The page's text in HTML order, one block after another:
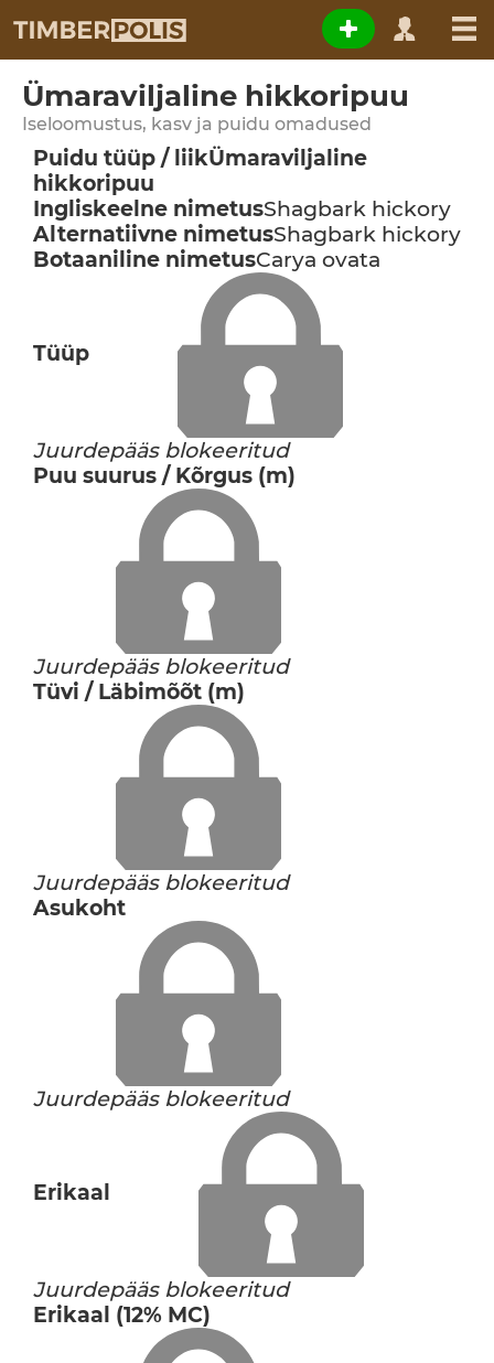
Ümaraviljaline hikkoripuu
Iseloomustus, kasv ja puidu omadused
Puidu tüüp / liikÜmaraviljaline
hikkoripuu
Ingliskeelne nimetusShagbark hickory
Alternatiivne nimetusShagbark hickory
Botaaniline nimetusCarya ovata
Tüüp
Juurdepääs blokeeritud
Puu suurus / Kõrgus (m)
Juurdepääs blokeeritud
Tüvi / Läbimõõt (m)
Juurdepääs blokeeritud
Asukoht
Juurdepääs blokeeritud
Erikaal
Juurdepääs blokeeritud
Erikaal (12% MC)